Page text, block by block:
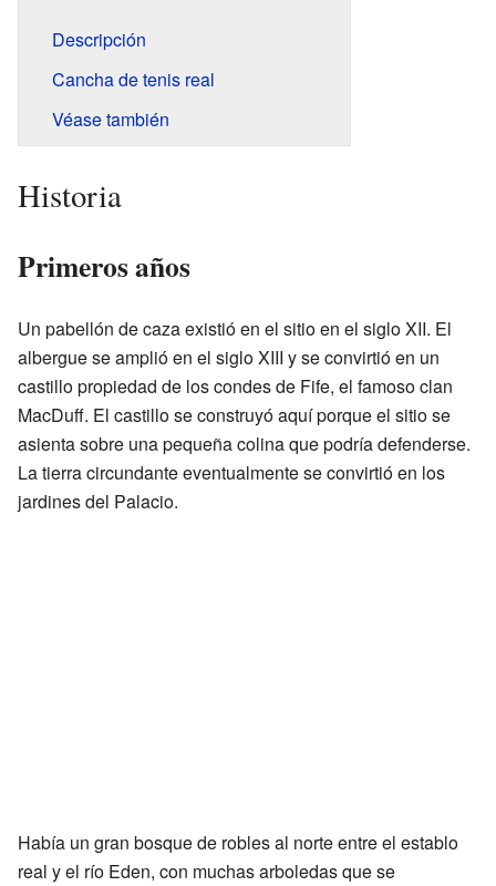
Descripción
Cancha de tenis real
Véase también
Historia
Primeros años
Un pabellón de caza existió en el sitio en el siglo XII. El
albergue se amplió en el siglo XIII y se convirtió en un
castillo propiedad de los condes de Fife, el famoso clan
MacDuff. El castillo se construyó aquí porque el sitio se
asienta sobre una pequeña colina que podría defenderse.
La tierra circundante eventualmente se convirtió en los
jardines del Palacio.
Había un gran bosque de robles al norte entre el establo
real y el río Eden, con muchas arboledas que se